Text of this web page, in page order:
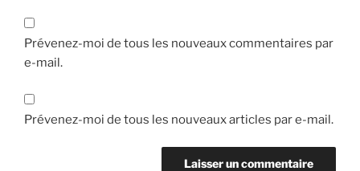
Prévenez-moi de tous les nouveaux commentaires par
e-mail.
Prévenez-moi de tous les nouveaux articles par e-mail.